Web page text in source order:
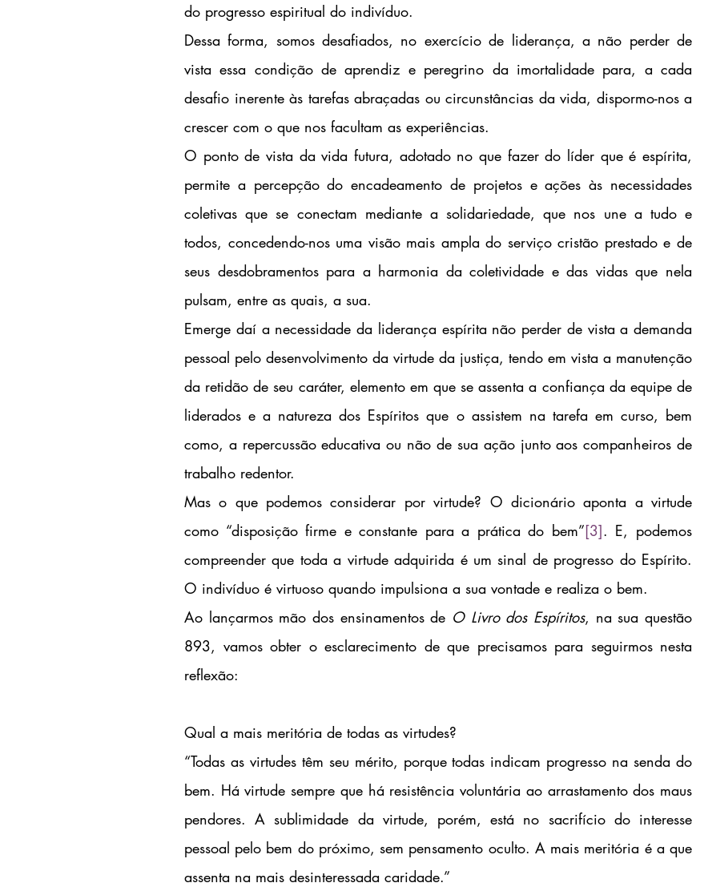
do progresso espiritual do indivíduo.
Dessa forma, somos desafiados, no exercício de liderança, a não perder de
vista essa condição de aprendiz e peregrino da imortalidade para, a cada
desafio inerente às tarefas abraçadas ou circunstâncias da vida, dispormo-nos a
crescer com o que nos facultam as experiências.
O ponto de vista da vida futura, adotado no que fazer do líder que é espírita,
permite a percepção do encadeamento de projetos e ações às necessidades
coletivas que se conectam mediante a solidariedade, que nos une a tudo e
todos, concedendo-nos uma visão mais ampla do serviço cristão prestado e de
seus desdobramentos para a harmonia da coletividade e das vidas que nela
pulsam, entre as quais, a sua.
Emerge daí a necessidade da liderança espírita não perder de vista a demanda
pessoal pelo desenvolvimento da virtude da justiça, tendo em vista a manutenção
da retidão de seu caráter, elemento em que se assenta a confiança da equipe de
liderados e a natureza dos Espíritos que o assistem na tarefa em curso, bem
como, a repercussão educativa ou não de sua ação junto aos companheiros de
trabalho redentor.
Mas o que podemos considerar por virtude? O dicionário aponta a virtude
como “disposição firme e constante para a prática do bem”[3]. E, podemos
compreender que toda a virtude adquirida é um sinal de progresso do Espírito.
O indivíduo é virtuoso quando impulsiona a sua vontade e realiza o bem.
Ao lançarmos mão dos ensinamentos de O Livro dos Espíritos, na sua questão
893, vamos obter o esclarecimento de que precisamos para seguirmos nesta
reflexão:
Qual a mais meritória de todas as virtudes?
“Todas as virtudes têm seu mérito, porque todas indicam progresso na senda do
bem. Há virtude sempre que há resistência voluntária ao arrastamento dos maus
pendores. A sublimidade da virtude, porém, está no sacrifício do interesse
pessoal pelo bem do próximo, sem pensamento oculto. A mais meritória é a que
assenta na mais desinteressada caridade.”